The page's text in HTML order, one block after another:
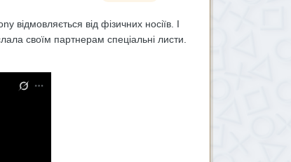
від фізичних носіїв. І
своїм партнерам спеціальні листи.